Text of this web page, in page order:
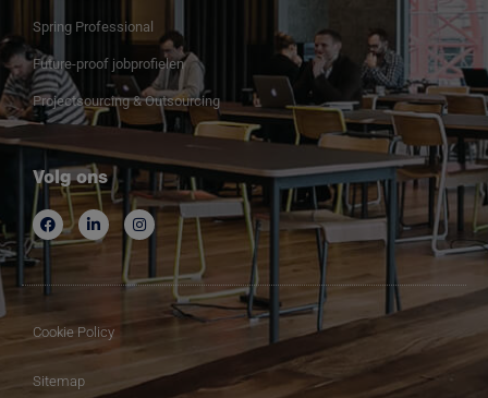
Spring Professional
Future-proof jobprofielen
Projectsourcing & Outsourcing
Volg ons
Cookie Policy
Sitemap